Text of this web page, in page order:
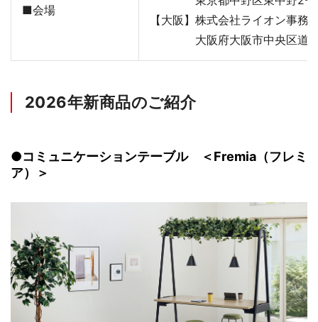
■会場
【大阪】株式会社ライオン事
大阪府大阪市中央区道修
2026年新商品のご紹介
●コミュニケーションテーブル ＜Fremia（フレミ
ア）＞